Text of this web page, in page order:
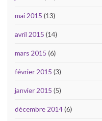
mai 2015 (13)
avril 2015 (14)
mars 2015 (6)
février 2015 (3)
janvier 2015 (5)
décembre 2014(6)